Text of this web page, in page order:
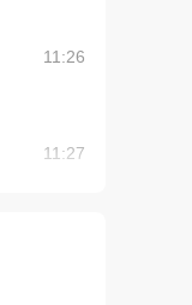
11:26
11:27